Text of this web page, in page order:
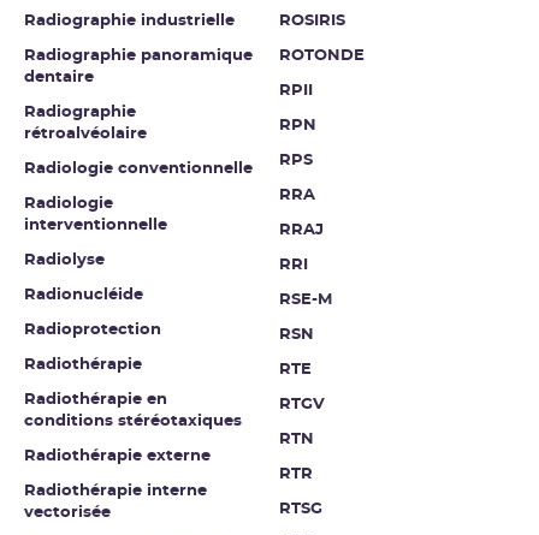
Radiographie industrielle
Radiographie panoramique
dentaire
Radiographie
rétroalvéolaire
Radiologie conventionnelle
Radiologie
interventionnelle
Radiolyse
Radionucléide
Radioprotection
Radiothérapie
Radiothérapie en
conditions stéréotaxiques
Radiothérapie externe
Radiothérapie interne
vectorisée
ROSIRIS
ROTONDE
RPII
RPN
RPS
RRA
RRAJ
RRI
RSE-M
RSN
RTE
RTGV
RTN
RTR
RTSG